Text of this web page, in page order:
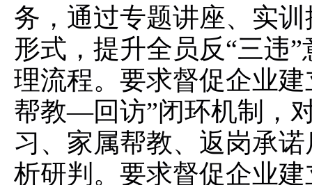
务，通过专题讲座、实
形式，提升全员反“三违
理流程。要求督促企业
帮教—回访”闭环机制，
习、家属帮教、返岗承
析研判。要求督促企业